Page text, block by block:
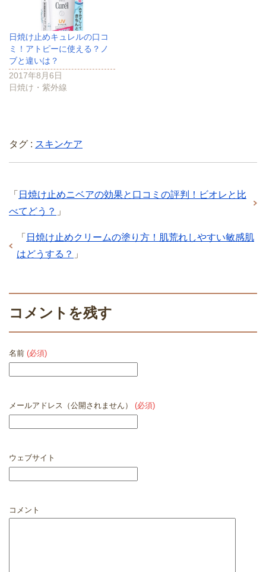
日焼け止めキュレルの口コ
ミ！アトピーに使える？ノ
ブと違いは？
2017年8月6日
日焼け・紫外線
タグ : スキンケア
「 日焼け止めニベアの効果と口コミの評判！ビオレと比
べてどう？ 」
「 日焼け止めクリームの塗り方！肌荒れしやすい敏感肌
はどうする？ 」
コメントを残す
名前 (必須)
メールアドレス（公開されません） (必須)
ウェブサイト
コメント